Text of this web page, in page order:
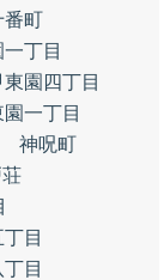
番町
一丁目
東園四丁目
園一丁目
神呪町
目
目